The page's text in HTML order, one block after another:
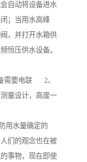
自动将设备进水
；当用水高峰
，并打开水箱供
恒压供水设备。
需要电联 2、
量设计，高度一
用水量确定的
们的观念也在被
事物，现在即使